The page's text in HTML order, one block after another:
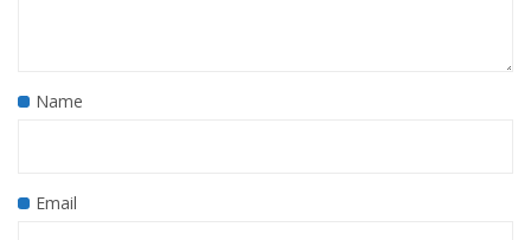
Name
Email